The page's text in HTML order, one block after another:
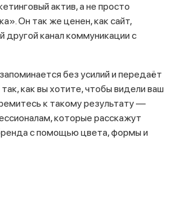
актив, а не просто
Он так же ценен, как сайт,
другой канал коммуникации с
без усилий и передаёт
как вы хотите, чтобы видели ваш
к такому результату —
которые расскажут
с помощью цвета, формы и